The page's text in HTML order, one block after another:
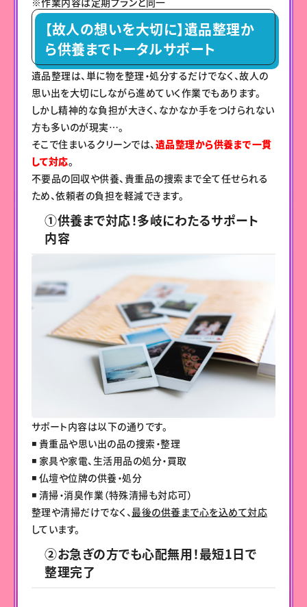
【故人の想いを大切に】遺品整理か
ら供養までトータルサポート
遺品整理は、単に物を整理・処分するだけでなく、故人の
思い出を大切にしながら進めていく作業でもあります。
しかし精神的な負担が大きく、なかなか手をつけられない
方も多いのが現実…。
そこで住まいるクリーンでは、 遺品整理から供養まで一貫
して対応。
不要品の回収や供養、貴重品の捜索まで全て任せられる
ため、依頼者の負担を軽減できます。
①供養まで対応！多岐にわたるサポート
内容
サポート内容は以下の通りです。
◾️ 貴重品や思い出の品の捜索・整理
◾️ 家具や家電、生活用品の処分・買取
◾️ 仏壇や位牌の供養・処分
◾️ 清掃・消臭作業（特殊清掃も対応可）
整理や清掃だけでなく、最後の供養まで心を込めて対応
しています。
②お急ぎの方でも心配無用！最短1日で
整理完了